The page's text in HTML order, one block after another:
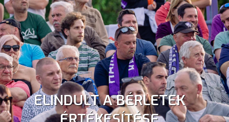
ELINDULT A BÉRLETEK